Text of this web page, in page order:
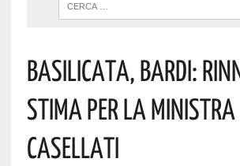
Basilicata, Bardi:
Stima Per La Ministra
Casellati